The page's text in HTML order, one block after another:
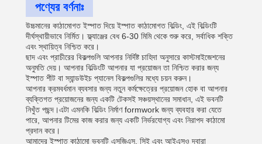
পণ্যের বর্ণনাঃ
উচ্চমানের কাঠামোগত ইস্পাত দিয়ে ইস্পাত কাঠামোগত বিল্ডিং, এই বিল্ডিংটি
দীর্ঘস্থায়ীভাবে নির্মিত। ফ্ল্যাঞ্জের বেধ 6-30 মিমি থেকে শুরু করে, সর্বাধিক শক্তি
এবং স্থায়িত্ব নিশ্চিত করে।
ছাদ এবং প্রাচীরের বিকল্পগুলি আপনার নির্দিষ্ট চাহিদা অনুসারে কাস্টমাইজেশনের
অনুমতি দেয়। আপনার বিল্ডিংটি আপনার যা প্রয়োজন তা নিশ্চিত করার জন্য
ইস্পাত শীট বা স্যান্ডউইচ প্যানেল বিকল্পগুলির মধ্যে চয়ন করুন।
আপনার ক্রমবর্ধমান ব্যবসার জন্য নতুন কর্মক্ষেত্রের প্রয়োজন হোক বা আপনার
ব্যক্তিগত প্রয়োজনের জন্য একটি টেকসই সঞ্চয়স্থানের সমাধান, এই ভবনটি
নিখুঁত পছন্দ।এটা এমনকি বিল্ডিং নির্মাণ formwork জন্য ব্যবহার করা যেতে
পারে, আপনার টিমের কাজ করার জন্য একটি নির্ভরযোগ্য এবং নিরাপদ কাঠামো
প্রদান করে।
আমাদের ইস্পাত কাঠামো ভবনটি এসজিএস, সিই এবং আইএসও দ্বারা